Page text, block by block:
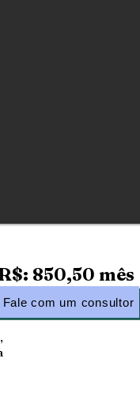
850,50 mês
Fale com um consultor